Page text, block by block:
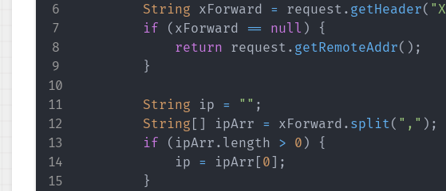
String xForward = request . getHeader(
if
( xForward == null )
{
return request . getRemoteAddr( ) ;
}
String ip = "" ;
String
ipArr = xForward . split( "," ) ;
if
( ipArr . length > 0 )
{
            ip
= ipArr 0
;
}